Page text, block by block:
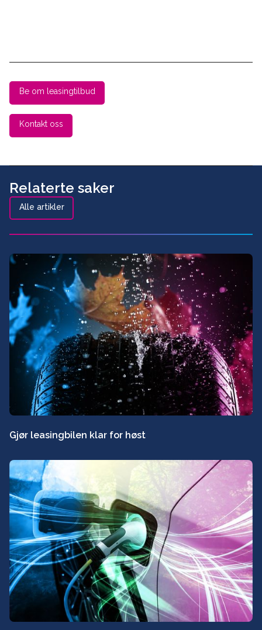
Be om leasingtilbud
Kontakt oss
Relaterte saker
Alle artikler
Gjør leasingbilen klar for høst